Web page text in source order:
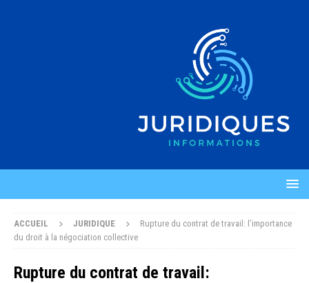
ACCUEIL JURIDIQUE
Rupture du contrat de travail: l’importance
du droit à la négociation collective
Rupture du contrat de travail: